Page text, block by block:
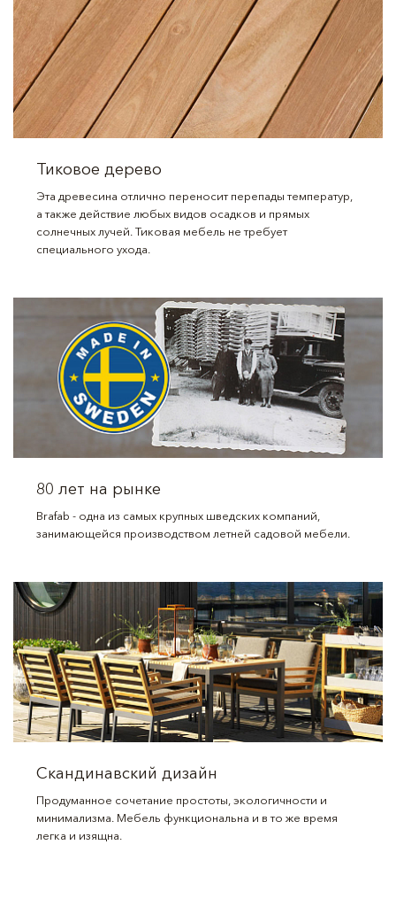
Тиковое дерево
Эта древесина отлично переносит перепады температур,
а также действие любых видов осадков и прямых
солнечных лучей. Тиковая мебель не требует
специального ухода.
80 лет на рынке
Brafab - одна из самых крупных шведских компаний,
занимающейся производством летней садовой мебели.
Скандинавский дизайн
Продуманное сочетание простоты, экологичности и
минимализма. Мебель функциональна и в то же время
легка и изящна.